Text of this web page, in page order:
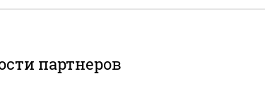
партнеров